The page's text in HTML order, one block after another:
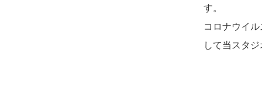
す。
コロナウイ
して当スタ